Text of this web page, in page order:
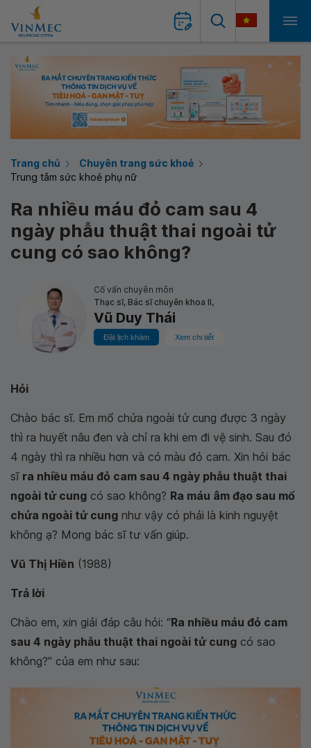
Trang chủ
Chuyên trang sức khoẻ
Trung tâm sức khoẻ phụ nữ
Ra nhiều máu đỏ cam sau 4
ngày phẫu thuật thai ngoài tử
cung có sao không?
Cố vấn chuyên môn
Thạc sĩ, Bác sĩ chuyên khoa II,
Vũ Duy Thái
Đặt lịch khám Xem chi tiết
Hỏi
Chào bác sĩ. Em mổ chửa ngoài tử cung được 3 ngày
thì ra huyết nâu đen và chỉ ra khi em đi vệ sinh. Sau đó
4 ngày thì ra nhiều hơn và có màu đỏ cam. Xin hỏi bác
sĩ ra nhiều máu đỏ cam sau 4 ngày phẫu thuật thai
ngoài tử cung có sao không? Ra máu âm đạo sau mổ
chửa ngoài tử cung như vậy có phải là kinh nguyệt
không ạ? Mong bác sĩ tư vấn giúp.
Vũ Thị Hiền (1988)
Trả lời
Chào em, xin giải đáp câu hỏi: “Ra nhiều máu đỏ cam
sau 4 ngày phẫu thuật thai ngoài tử cung có sao
không?” của em như sau: